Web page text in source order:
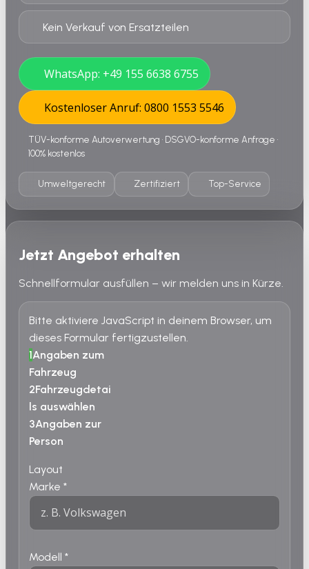
Kein Verkauf von Ersatzteilen
WhatsApp: +49 155 6638 6755
Kostenloser Anruf: 0800 1553 5546
TÜV-konforme Autoverwertung • DSGVO-konforme Anfrage •
100% kostenlos
Umweltgerecht Zertifiziert Top-Service
Jetzt Angebot erhalten
Schnellformular ausfüllen – wir melden uns in Kürze.
Bitte aktiviere JavaScript in deinem Browser, um
dieses Formular fertigzustellen.
1Angaben zum
Fahrzeug
2Fahrzeugdetai
ls auswählen
3Angaben zur
Person
Layout
Marke *
Modell *